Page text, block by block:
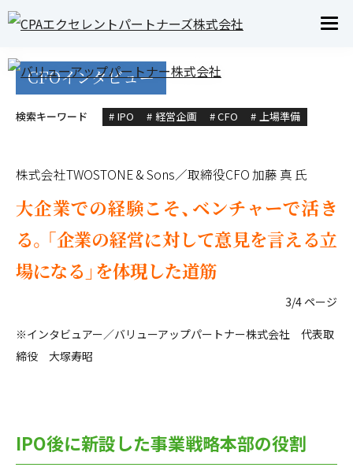
COLUMN コラム
CFOインタビュー
検索キーワード # IPO # 経営企画 # CFO # 上場準備
株式会社TWOSTONE & Sons／取締役CFO 加藤 真 氏
大企業での経験こそ、ベンチャーで活き
る。「企業の経営に対して意見を言える立
場になる」を体現した道筋
3/4 ページ
※インタビュアー／バリューアップパートナー株式会社 代表取
締役 大塚寿昭
IPO後に新設した事業戦略本部の役割